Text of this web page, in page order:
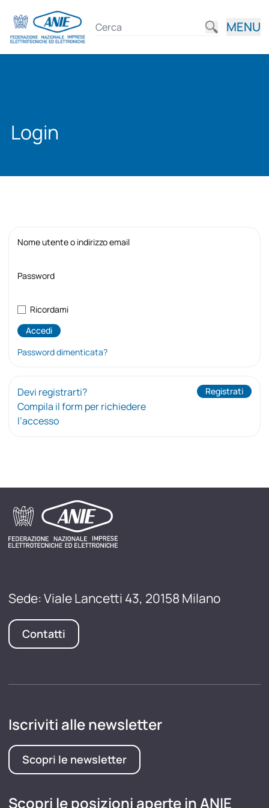
MENU
Login
Nome utente o indirizzo email
Password
Ricordami
Password dimenticata?
Devi registrarti?
Compila il form per richiedere
l’accesso
Registrati
Sede: Viale Lancetti 43, 20158 Milano
Contatti
Iscriviti alle newsletter
Scopri le newsletter
Scopri le posizioni aperte in ANIE